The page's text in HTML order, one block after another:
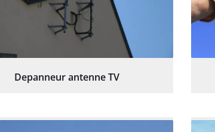
Depanneur antenne TV